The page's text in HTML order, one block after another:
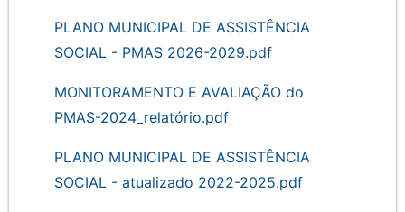
PLANO MUNICIPAL DE ASSISTÊNCIA
SOCIAL - PMAS 2026-2029.pdf
MONITORAMENTO E AVALIAÇÃO do
PMAS-2024_relatório.pdf
PLANO MUNICIPAL DE ASSISTÊNCIA
SOCIAL - atualizado 2022-2025.pdf